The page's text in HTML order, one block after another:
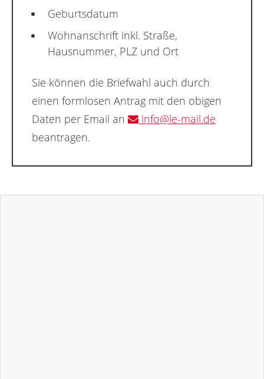
Geburtsdatum
Wohnanschrift inkl. Straße,
Hausnummer, PLZ und Ort
Sie können die Briefwahl auch durch
einen formlosen Antrag mit den obigen
Daten per Email an
info@le-mail.de
beantragen.